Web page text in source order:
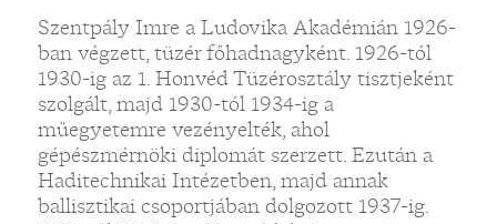
Szentpály Imre a Ludovika Akadémián 1926-
ban végzett, tüzér főhadnagyként. 1926-tól
1930-ig az 1. Honvéd Tüzérosztály tisztjeként
szolgált, majd 1930-tól 1934-ig a
műegyetemre vezényelték, ahol
gépészmérnöki diplomát szerzett. Ezután a
Haditechnikai Intézetben, majd annak
ballisztikai csoportjában dolgozott 1937-ig.